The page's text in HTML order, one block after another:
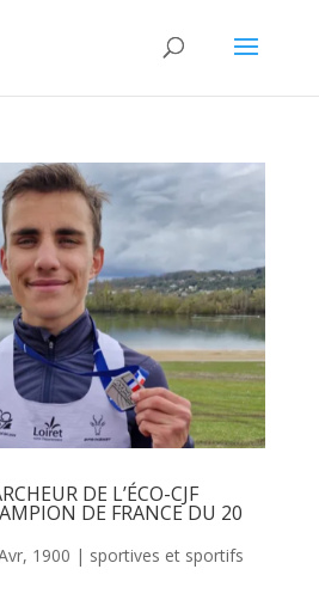
DE L’ÉCO-CJF
DE FRANCE DU 20
1900 | sportives et sportifs